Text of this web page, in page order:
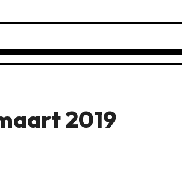
2019